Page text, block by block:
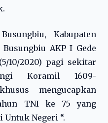
Kabupaten
AKP I Gede
10/2020) pagi sekitar
Koramil 1609-
mengucapkan
TNI ke 75 yang
Untuk Negeri “.